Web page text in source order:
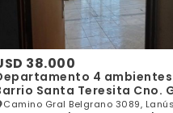
38.000
4 ambientes
Santa Teresita Cno.
al 3000 – Apto
Camino Gral Belgrano 3089,